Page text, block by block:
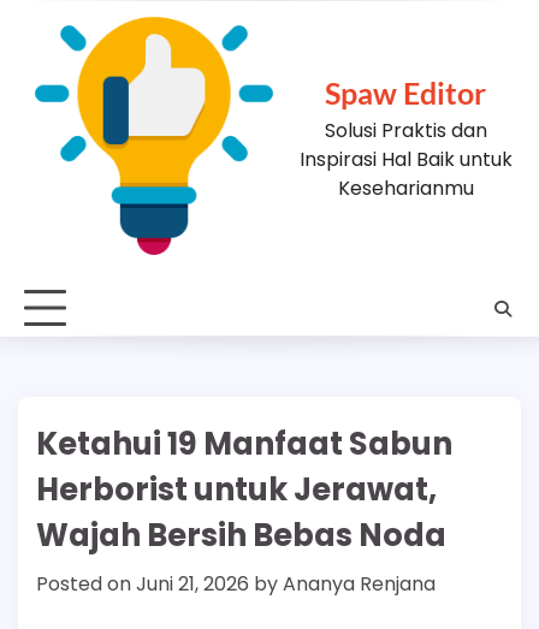
Spaw Editor
Solusi Praktis dan
Inspirasi Hal Baik untuk
Keseharianmu
Ketahui 19 Manfaat Sabun
Herborist untuk Jerawat,
Wajah Bersih Bebas Noda
Posted onJuni 21, 2026 byAnanya Renjana